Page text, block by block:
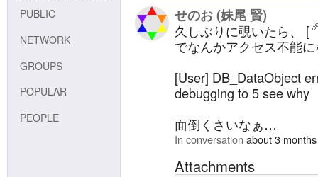
PUBLIC
NETWORK
GROUPS
POPULAR
PEOPLE
せのお (妹尾 賢)
久しぶりに覗いたら、 [
でなんかアクセス不能
[User] DB_DataObject
debugging to 5 see why
面倒くさいなぁ…
In conversation about 3
Attachments